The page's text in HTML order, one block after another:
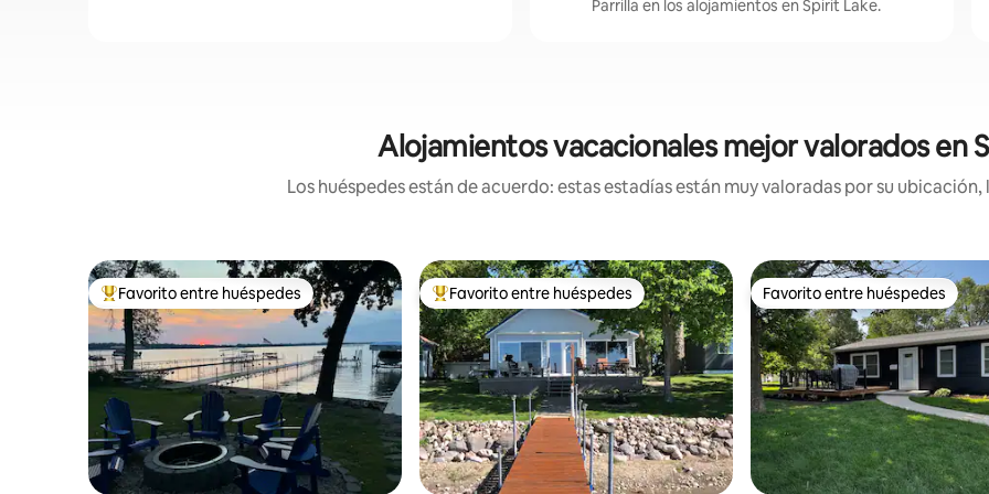
Parrilla en los alojamientos en Spirit Lake.
Alojamientos vacacionales mejor valorados en
Los huéspedes están de acuerdo: estas estadías están muy valoradas por su
Favorito entre huéspedes preferido
Favorito entre huéspedes Favorito entre huéspedes preferido
Favorito entre huéspedes Favorito entre huéspedes
Favorito entre huéspedes